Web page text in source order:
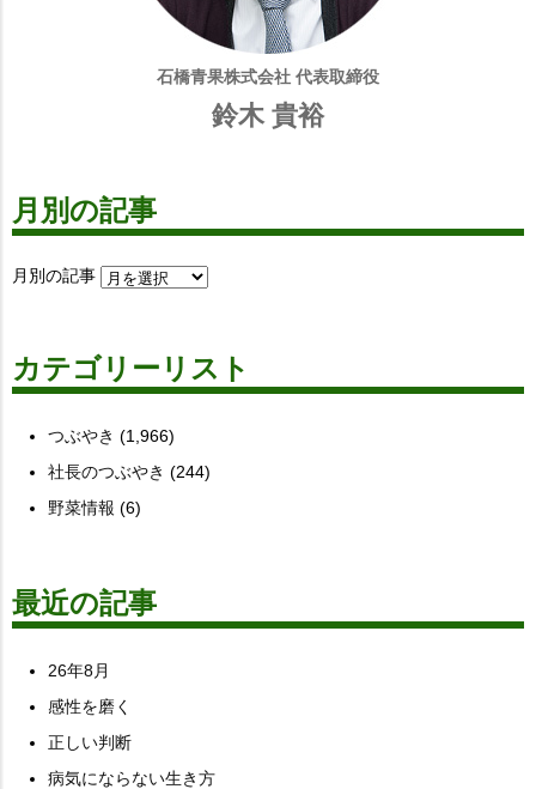
石橋青果株式会社 代表取締役
鈴木 貴裕
月別の記事
月別の記事
カテゴリーリスト
つぶやき (1,966)
社長のつぶやき (244)
野菜情報 (6)
最近の記事
26年8月
感性を磨く
正しい判断
病気にならない生き方